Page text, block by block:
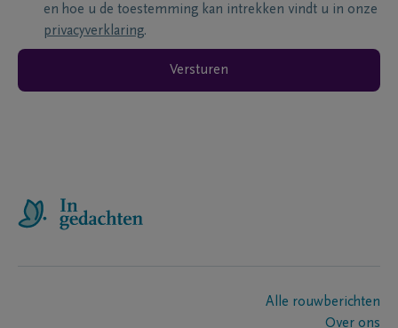
en hoe u de toestemming kan intrekken vindt u in onze
privacyverklaring.
Versturen
Alle rouwberichten
Over ons